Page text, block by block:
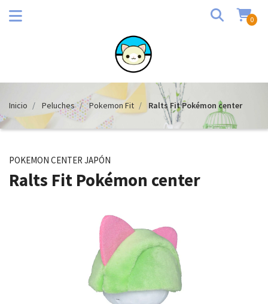
0
Inicio Peluches Pokemon Fit Ralts Fit Pokémon center
POKEMON CENTER JAPÓN
Ralts Fit Pokémon center